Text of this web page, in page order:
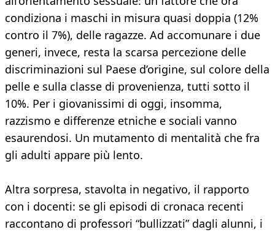
condiziona i maschi in misura quasi doppia (12%
contro il 7%), delle ragazze. Ad accomunare i due
generi, invece, resta la scarsa percezione delle
discriminazioni sul Paese d’origine, sul colore della
pelle e sulla classe di provenienza, tutti sotto il
10%. Per i giovanissimi di oggi, insomma,
razzismo e differenze etniche e sociali vanno
esaurendosi. Un mutamento di mentalità che fra
gli adulti appare più lento.
Altra sorpresa, stavolta in negativo, il rapporto
con i docenti: se gli episodi di cronaca recenti
raccontano di professori “bullizzati” dagli alunni, i